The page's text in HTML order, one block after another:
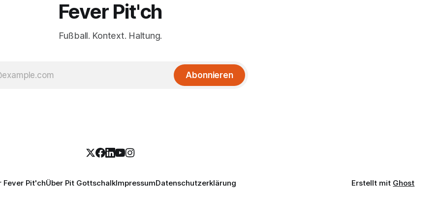
Fever Pit'ch
Fußball. Kontext. Haltung.
Abonnieren
Fever Pit'chÜber Pit GottschalkImpressumDatenschutzerklärung Erstellt mit Ghost